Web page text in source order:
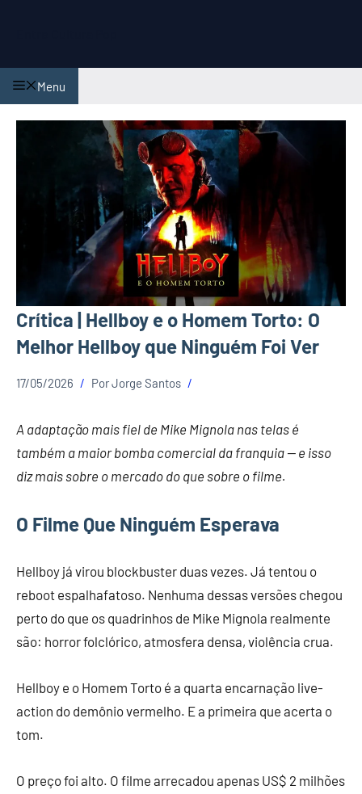
conteúdo
Menu
Crítica | Hellboy e o Homem Torto: O
Melhor Hellboy que Ninguém Foi Ver
17/05/2026 PorJorge Santos
A adaptação mais fiel de Mike Mignola nas telas é
também a maior bomba comercial da franquia — e isso
diz mais sobre o mercado do que sobre o filme.
O Filme Que Ninguém Esperava
Hellboy já virou blockbuster duas vezes. Já tentou o
reboot espalhafatoso. Nenhuma dessas versões chegou
perto do que os quadrinhos de Mike Mignola realmente
são: horror folclórico, atmosfera densa, violência crua.
Hellboy e o Homem Torto é a quarta encarnação live-
action do demônio vermelho. E a primeira que acerta o
tom.
O preço foi alto. O filme arrecadou apenas US$ 2 milhões